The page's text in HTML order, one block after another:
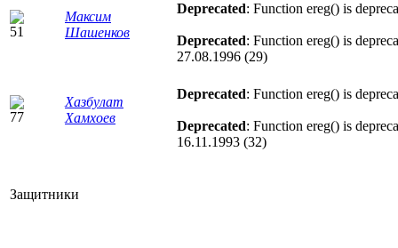
Максим
Шашенков
Deprecated: Function ereg() is
Deprecated: Function ereg() is
27.08.1996 (29)
Хазбулат
Хамхоев
Deprecated: Function ereg() is
Deprecated: Function ereg() is
16.11.1993 (32)
Защитники